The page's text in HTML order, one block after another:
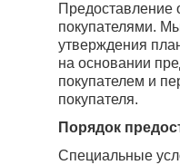
Предоставление
покупателями.
утверждения
на основании
покупателем и
покупателя.
Порядок
Специальные